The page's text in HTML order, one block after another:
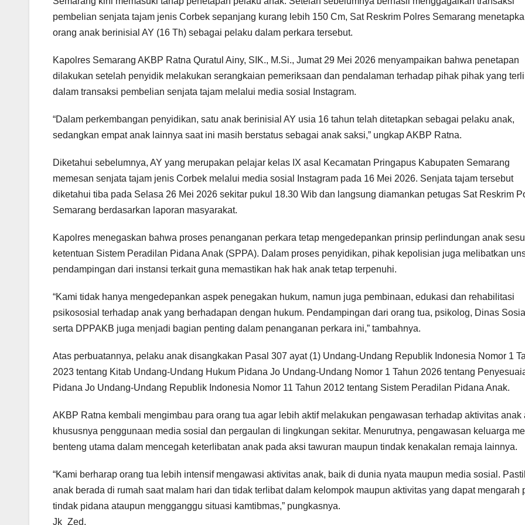
pembelian senjata tajam jenis Corbek sepanjang kurang lebih 150 Cm, Sat Reskrim Polres Semarang
orang anak berinisial AY (16 Th) sebagai pelaku dalam perkara tersebut.
Kapolres Semarang AKBP Ratna Quratul Ainy, SIK., M.Si., Jumat 29 Mei 2026 menyampaikan bahwa penetapan
dilakukan setelah penyidik melakukan serangkaian pemeriksaan dan pendalaman terhadap pihak pihak yang
dalam transaksi pembelian senjata tajam melalui media sosial Instagram.
“Dalam perkembangan penyidikan, satu anak berinisial AY usia 16 tahun telah ditetapkan sebagai pelaku anak,
sedangkan empat anak lainnya saat ini masih berstatus sebagai anak saksi,” ungkap AKBP Ratna.
Diketahui sebelumnya, AY yang merupakan pelajar kelas IX asal Kecamatan Pringapus Kabupaten Semarang
memesan senjata tajam jenis Corbek melalui media sosial Instagram pada 16 Mei 2026. Senjata tajam tersebut
diketahui tiba pada Selasa 26 Mei 2026 sekitar pukul 18.30 Wib dan langsung diamankan petugas Sat Reskrim
Semarang berdasarkan laporan masyarakat.
Kapolres menegaskan bahwa proses penanganan perkara tetap mengedepankan prinsip perlindungan anak
ketentuan Sistem Peradilan Pidana Anak (SPPA). Dalam proses penyidikan, pihak kepolisian juga melibatkan
pendampingan dari instansi terkait guna memastikan hak hak anak tetap terpenuhi.
“Kami tidak hanya mengedepankan aspek penegakan hukum, namun juga pembinaan, edukasi dan rehabilitasi
psikososial terhadap anak yang berhadapan dengan hukum. Pendampingan dari orang tua, psikolog, Dinas
serta DPPAKB juga menjadi bagian penting dalam penanganan perkara ini,” tambahnya.
Atas perbuatannya, pelaku anak disangkakan Pasal 307 ayat (1) Undang-Undang Republik Indonesia Nomor 1
2023 tentang Kitab Undang-Undang Hukum Pidana Jo Undang-Undang Nomor 1 Tahun 2026 tentang
Pidana Jo Undang-Undang Republik Indonesia Nomor 11 Tahun 2012 tentang Sistem Peradilan Pidana Anak.
AKBP Ratna kembali mengimbau para orang tua agar lebih aktif melakukan pengawasan terhadap aktivitas anak
khususnya penggunaan media sosial dan pergaulan di lingkungan sekitar. Menurutnya, pengawasan keluarga
benteng utama dalam mencegah keterlibatan anak pada aksi tawuran maupun tindak kenakalan remaja lainnya.
“Kami berharap orang tua lebih intensif mengawasi aktivitas anak, baik di dunia nyata maupun media sosial.
anak berada di rumah saat malam hari dan tidak terlibat dalam kelompok maupun aktivitas yang dapat mengarah
tindak pidana ataupun mengganggu situasi kamtibmas,” pungkasnya.
Jk_Zed.